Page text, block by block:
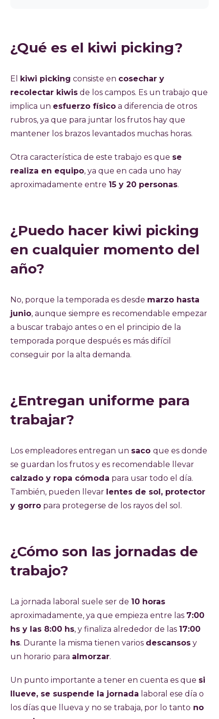
¿Qué es el kiwi picking?
El kiwi picking consiste en cosechar y
recolectar kiwis de los campos. Es un trabajo que
implica un esfuerzo físico a diferencia de otros
rubros, ya que para juntar los frutos hay que
mantener los brazos levantados muchas horas.
Otra característica de este trabajo es que se
realiza en equipo, ya que en cada uno hay
aproximadamente entre 15 y 20 personas.
¿Puedo hacer kiwi picking
en cualquier momento del
año?
No, porque la temporada es desde marzo hasta
junio, aunque siempre es recomendable empezar
a buscar trabajo antes o en el principio de la
temporada porque después es más difícil
conseguir por la alta demanda.
¿Entregan uniforme para
trabajar?
Los empleadores entregan un saco que es donde
se guardan los frutos y es recomendable llevar
calzado y ropa cómoda para usar todo el día.
También, pueden llevar lentes de sol, protector
y gorro para protegerse de los rayos del sol.
¿Cómo son las jornadas de
trabajo?
La jornada laboral suele ser de 10 horas
aproximadamente, ya que empieza entre las 7:00
hs y las 8:00 hs, y finaliza alrededor de las 17:00
hs. Durante la misma tienen varios descansos y
un horario para almorzar.
Un punto importante a tener en cuenta es que si
llueve, se suspende la jornada laboral ese día o
los días que llueva y no se trabaja, por lo tanto no